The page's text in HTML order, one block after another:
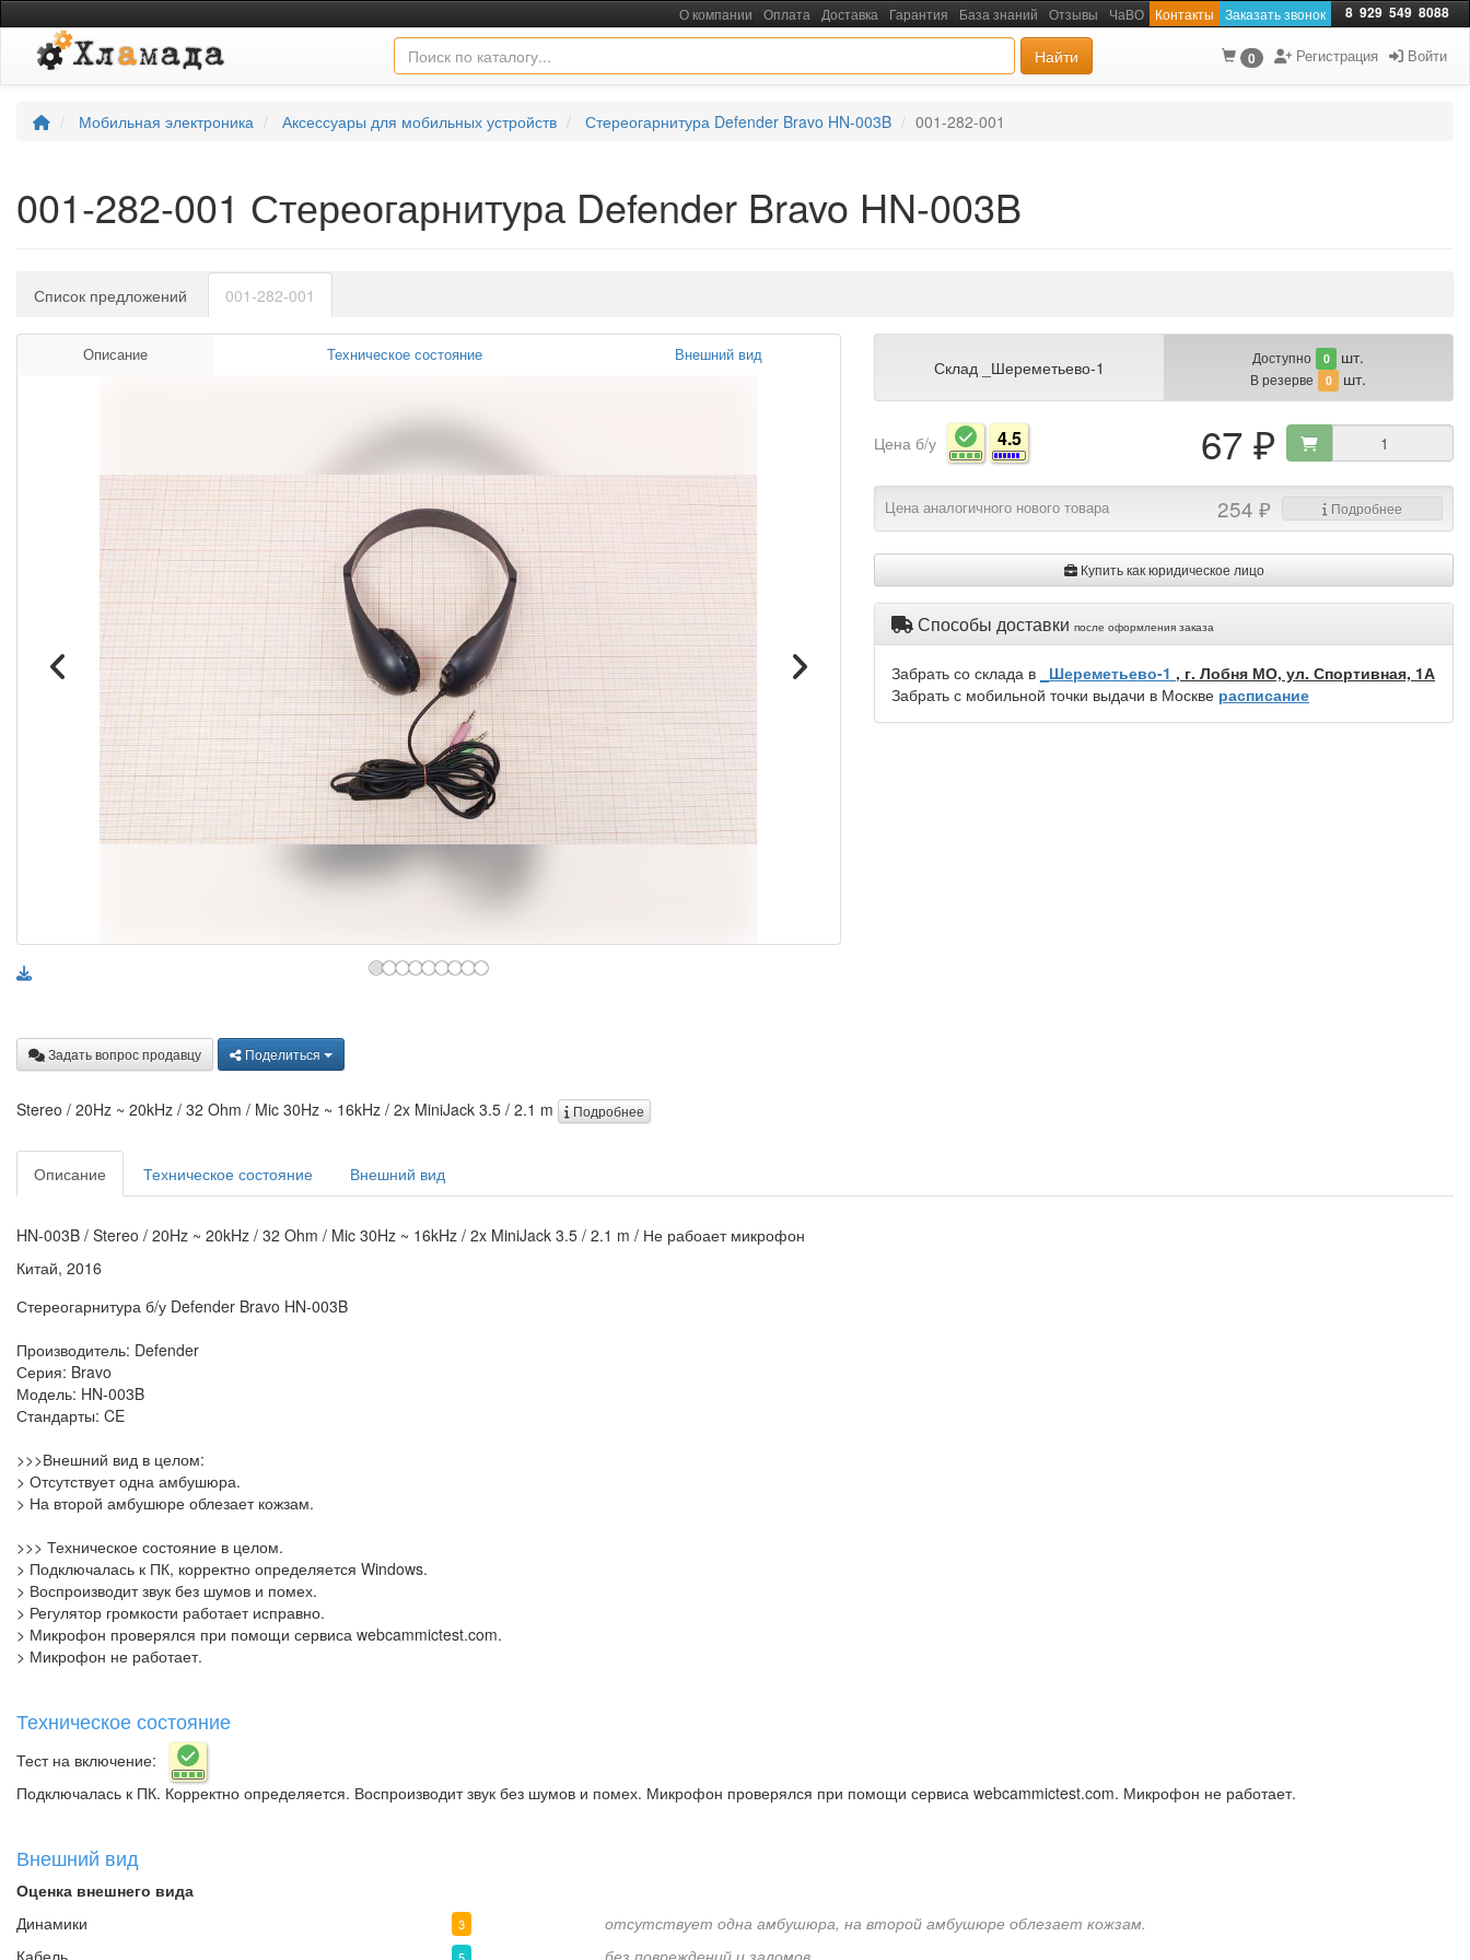
О компании Оплата Доставка Гарантия База знаний Отзывы ЧаВО Контакты Заказать звонок 8 929 549 8088
Найти 0 Регистрация Войти
Мобильная электроника Аксессуары для мобильных устройств Стереогарнитура Defender Bravo HN-003B 001-282-001
001-282-001 Стереогарнитура Defender Bravo HN-003B
Список предложений 001-282-001
Описание Техническое состояние Внешний вид
Склад _Шереметьево-1 Доступно 0 шт.
В резерве 0 шт.
Цена б/у 4.5 67 ₽
Цена аналогичного нового товара 254 ₽ Подробнее
Купить как юридическое лицо
Способы доставки после оформления заказа
Забрать со склада в _Шереметьево-1 , г. Лобня МО, ул. Спортивная, 1А
Забрать с мобильной точки выдачи в Москве расписание
Задать вопрос продавцу Поделиться
Stereo / 20Hz ~ 20kHz / 32 Ohm / Mic 30Hz ~ 16kHz / 2x MiniJack 3.5 / 2.1 m Подробнее
Описание Техническое состояние Внешний вид
HN-003B / Stereo / 20Hz ~ 20kHz / 32 Ohm / Mic 30Hz ~ 16kHz / 2x MiniJack 3.5 / 2.1 m / Не рабоает микрофон
Китай, 2016
Стереогарнитура б/у Defender Bravo HN-003B
Производитель: Defender
Серия: Bravo
Модель: HN-003B
Стандарты: CE
>>>Внешний вид в целом:
> Отсутствует одна амбушюра.
> На второй амбушюре облезает кожзам.
>>> Техническое состояние в целом.
> Подключалась к ПК, корректно определяется Windows.
> Воспроизводит звук без шумов и помех.
> Регулятор громкости работает исправно.
> Микрофон проверялся при помощи сервиса webcammictest.com.
> Микрофон не работает.
Техническое состояние
Тест на включение:
Подключалась к ПК. Корректно определяется. Воспроизводит звук без шумов и помех. Микрофон проверялся при помощи сервиса webcammictest.com. Микрофон не работает.
Внешний вид
Оценка внешнего вида
Динамики
3
отсутствует одна амбушюра, на второй амбушюре облезает кожзам.
Кабель
без повреждений и заломов